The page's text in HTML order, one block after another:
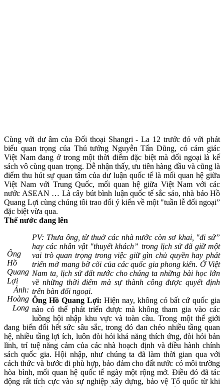
Cùng với dư âm của Đối thoại Shangri - La 12 trước đó với phát
biểu quan trọng của Thủ tướng Nguyễn Tấn Dũng, có cảm giác
Việt Nam đang ở trong một thời điểm đặc biệt mà đối ngoại là kế
sách vô cùng quan trọng. Dễ nhận thấy, ưu tiên hàng đầu và cũng là
điểm thu hút sự quan tâm của dư luận quốc tế là mối quan hệ giữa
Việt Nam với Trung Quốc, mối quan hệ giữa Việt Nam với các
nước ASEAN … Là cây bút bình luận quốc tế sắc sảo, nhà báo Hồ
Quang Lợi cùng chúng tôi trao đổi ý kiến về một "tuần lễ đối ngoại”
đặc biệt vừa qua.
Thế nước đang lên
Ông
Hồ
Quang
Lợi
Ảnh:
Hoàng
Long
PV: Thưa ông, từ thuở các nhà nước còn sơ khai, "đi sứ”
hay các nhân vật "thuyết khách” trong lịch sử đã giữ một
vai trò quan trọng trong việc giữ gìn chủ quyền hay phát
triển mở mang bờ cõi của các quốc gia phong kiến. Ở Việt
Nam ta, lịch sử đất nước cho chúng ta những bài học lớn
về những thời điểm mà sự thành công được quyết định
trên bàn đối ngoại.
Ông Hồ Quang Lợi: Hiện nay, không có bất cứ quốc gia
nào có thể phát triển được mà không tham gia vào các
luồng hội nhập khu vực và toàn cầu. Trong một thế giới
đang biến đổi hết sức sâu sắc, trong đó đan chéo nhiều tầng quan
hệ, nhiều tầng lợi ích, luôn đòi hỏi khả năng thích ứng, đòi hỏi bản
lĩnh, trí tuệ năng cảm của các nhà hoạch định và điều hành chính
sách quốc gia. Hội nhập, như chúng ta đã làm thời gian qua với
cách thức và bước đi phù hợp, bảo đảm cho đất nước có môi trường
hòa bình, mối quan hệ quốc tế ngày một rộng mở. Điều đó đã tác
động rất tích cực vào sự nghiệp xây dựng, bảo vệ Tổ quốc từ khi